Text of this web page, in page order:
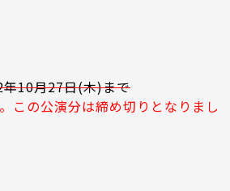
10月27日(木)まで
この公演分は締め切りとなりまし